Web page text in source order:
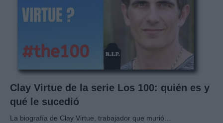
Clay Virtue de la serie Los 100: quién es y
qué le sucedió
La biografía de Clay Virtue, trabajador que murió…